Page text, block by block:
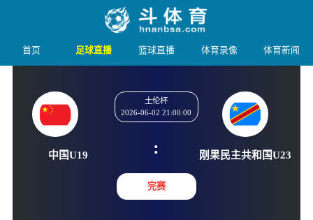
首页 足球直播 篮球直播 体育录像 体育新闻
土伦杯
2026-06-02 21:00:00
: